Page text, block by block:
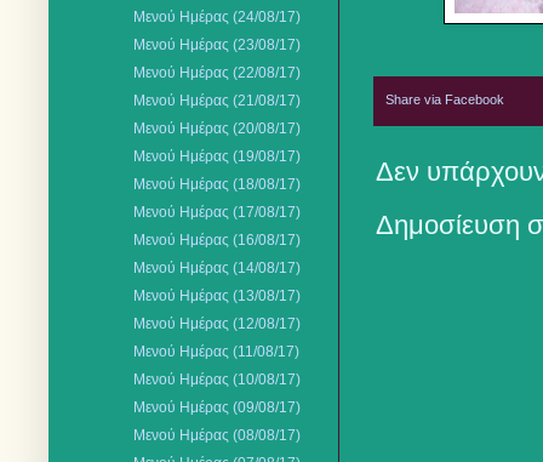
Share via Facebook
Δεν
Δημοσίευση
Μενού Ημέρας (24/08/17)
Μενού Ημέρας (23/08/17)
Μενού Ημέρας (22/08/17)
Μενού Ημέρας (21/08/17)
Μενού Ημέρας (20/08/17)
Μενού Ημέρας (19/08/17)
Μενού Ημέρας (18/08/17)
Μενού Ημέρας (17/08/17)
Μενού Ημέρας (16/08/17)
Μενού Ημέρας (14/08/17)
Μενού Ημέρας (13/08/17)
Μενού Ημέρας (12/08/17)
Μενού Ημέρας (11/08/17)
Μενού Ημέρας (10/08/17)
Μενού Ημέρας (09/08/17)
Μενού Ημέρας (08/08/17)